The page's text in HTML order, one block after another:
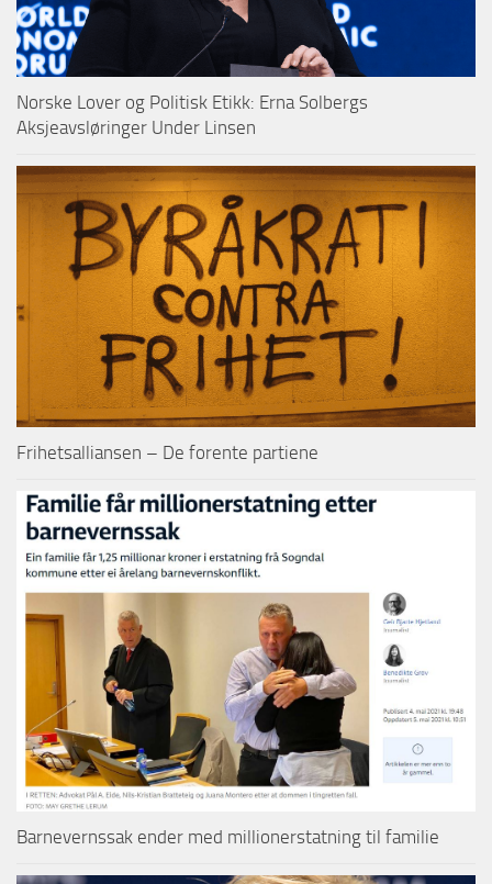
Norske Lover og Politisk Etikk: Erna Solbergs
Aksjeavsløringer Under Linsen
Frihetsalliansen – De forente partiene
Barnevernssak ender med millionerstatning til familie